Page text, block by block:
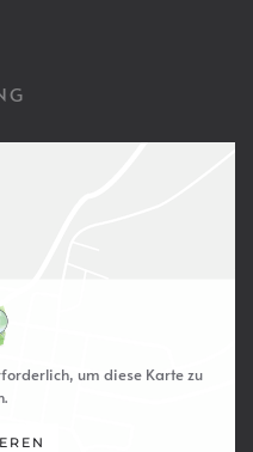
um diese Karte zu